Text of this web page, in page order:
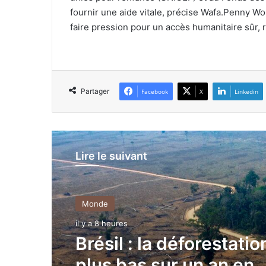
fournir une aide vitale, précise Wafa.Penny
faire pression pour un accès humanitaire sûr,
Partager Facebook X Linkedin
Lire le suivant
Monde
il y a 8 heures
Monde
il y a 8 heures